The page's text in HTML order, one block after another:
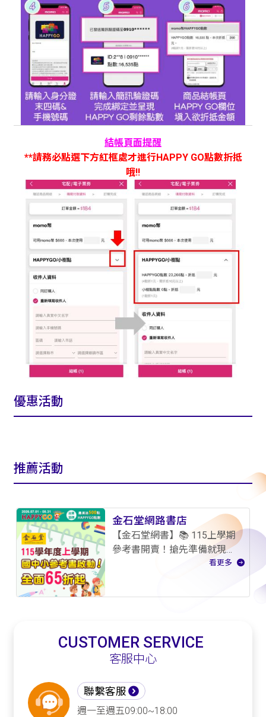
結帳頁面提醒
**請務必點選下方紅框處才進行HAPPY GO點數折抵
哦!!
優惠活動
推薦活動
金石堂網路書店
【金石堂網書】📚 115上學期
參考書開賣！搶先準備就現
看更多
CUSTOMER SERVICE
客服中心
聯繫客服
週一至週五09:00~18:00